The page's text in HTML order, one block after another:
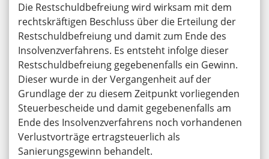
Die Restschuldbefreiung wird wirksam mit dem
rechtskräftigen Beschluss über die Erteilung der
Restschuldbefreiung und damit zum Ende des
Insolvenzverfahrens. Es entsteht infolge dieser
Restschuldbefreiung gegebenenfalls ein Gewinn.
Dieser wurde in der Vergangenheit auf der
Grundlage der zu diesem Zeitpunkt vorliegenden
Steuerbescheide und damit gegebenenfalls am
Ende des Insolvenzverfahrens noch vorhandenen
Verlustvorträge ertragsteuerlich als
Sanierungsgewinn behandelt.